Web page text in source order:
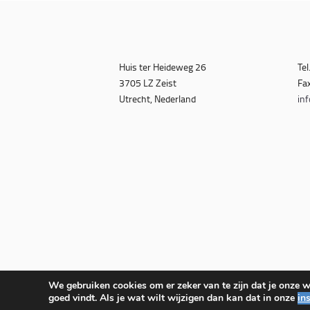
Huis ter Heideweg 26
3705 LZ Zeist
Utrecht, Nederland
Tel.
We gebruiken cookies om er zeker van te zijn dat je
goed vindt. Als je wat wilt wijzigen dan kan dat in onze